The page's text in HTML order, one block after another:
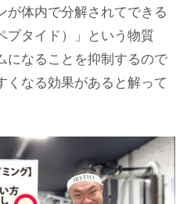
が体内で分解されてできる
プタイド）」という物質
になることを抑制するので
くなる効果があると解って